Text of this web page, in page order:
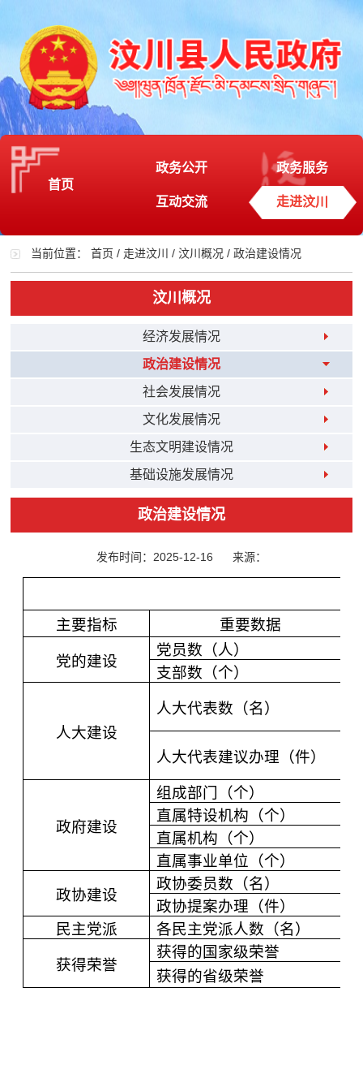
首页
政务公开 政务服务
互动交流 走进汶川
当前位置：首页 /走进汶川 / 汶川概况 /政治建设情况
汶川概况
经济发展情况
政治建设情况
社会发展情况
文化发展情况
生态文明建设情况
基础设施发展情况
政治建设情况
发布时间：2025-12-16 来源：
主要指标 重要数据
党的建设
党员数（人）
支部数（个）
人大建设
人大代表数（名）
人大代表建议办理（件）
政府建设
组成部门（个）
直属特设机构（个）
直属机构（个）
直属事业单位（个）
政协建设
政协委员数（名）
政协提案办理（件）
民主党派
各民主党派人数（名）
获得荣誉
获得的国家级荣誉
获得的省级荣誉